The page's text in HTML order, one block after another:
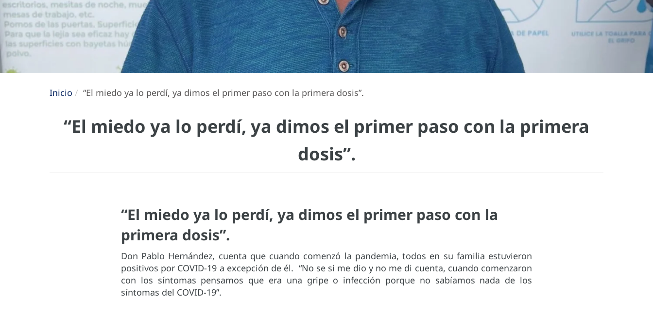
Inicio “El miedo ya lo perdí, ya dimos el primer paso con la primera dosis”.
“El miedo ya lo perdí, ya dimos el primer paso con la primera
dosis”.
“El miedo ya lo perdí, ya dimos el primer paso con la
primera dosis”.
Don Pablo Hernández, cuenta que cuando comenzó la pandemia, todos en su familia estuvieron
positivos por COVID-19 a excepción de él. “No se si me dio y no me di cuenta, cuando comenzaron
con los síntomas pensamos que era una gripe o infección porque no sabíamos nada de los
síntomas del COVID-19”.